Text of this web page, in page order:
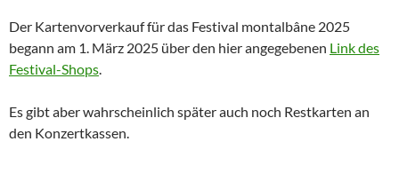
Der Kartenvorverkauf für das Festival montalbâne 2025
begann am 1. März 2025 über den hier angegebenen Link des
Festival-Shops.
Es gibt aber wahrscheinlich später auch noch Restkarten an
den Konzertkassen.